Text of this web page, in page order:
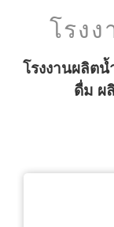
โรง
โรงงานผลิต
ดื่ม ผ